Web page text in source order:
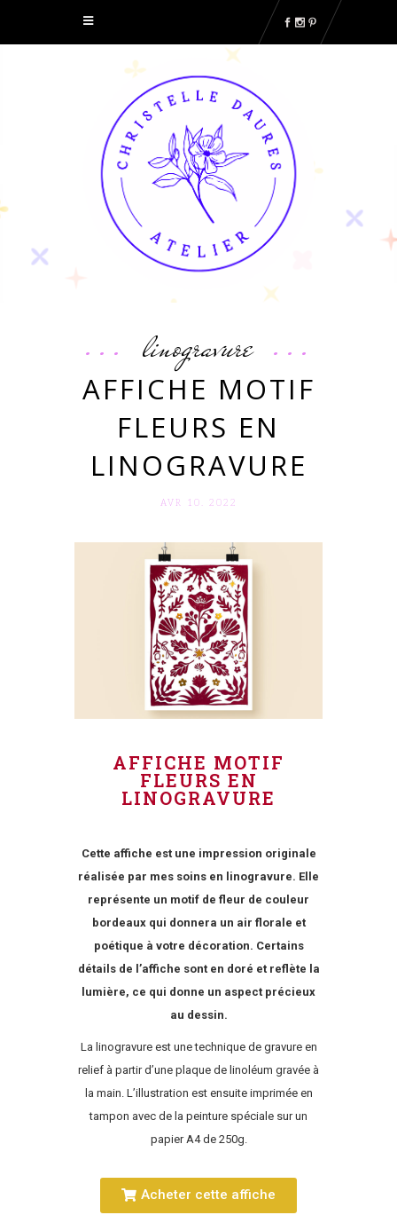
linogravure
AFFICHE MOTIF
FLEURS EN
LINOGRAVURE
AVR 10. 2022
AFFICHE MOTIF
FLEURS EN
LINOGRAVURE
Cette affiche est une impression originale
réalisée par mes soins en linogravure. Elle
représente un motif de fleur de couleur
bordeaux qui donnera un air florale et
poétique à votre décoration. Certains
détails de l’affiche sont en doré et reflète la
lumière, ce qui donne un aspect précieux
au dessin.
La linogravure est une technique de gravure en
relief à partir d’une plaque de linoléum gravée à
la main. L’illustration est ensuite imprimée en
tampon avec de la peinture spéciale sur un
papier A4 de 250g.
Acheter cette affiche